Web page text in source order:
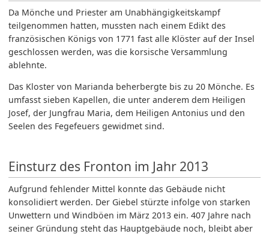
Da Mönche und Priester am Unabhängigkeitskampf
teilgenommen hatten, mussten nach einem Edikt des
französischen Königs von 1771 fast alle Klöster auf der Insel
geschlossen werden, was die korsische Versammlung
ablehnte.
Das Kloster von Marianda beherbergte bis zu 20 Mönche. Es
umfasst sieben Kapellen, die unter anderem dem Heiligen
Josef, der Jungfrau Maria, dem Heiligen Antonius und den
Seelen des Fegefeuers gewidmet sind.
Einsturz des Fronton im Jahr 2013
Aufgrund fehlender Mittel konnte das Gebäude nicht
konsolidiert werden. Der Giebel stürzte infolge von starken
Unwettern und Windböen im März 2013 ein. 407 Jahre nach
seiner Gründung steht das Hauptgebäude noch, bleibt aber